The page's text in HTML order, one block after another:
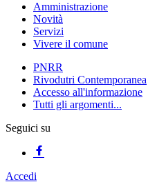
Amministrazione
Novità
Servizi
Vivere il comune
PNRR
Rivodutri Contemporanea
Accesso all'informazione
Tutti gli argomenti...
Seguici su
Accedi